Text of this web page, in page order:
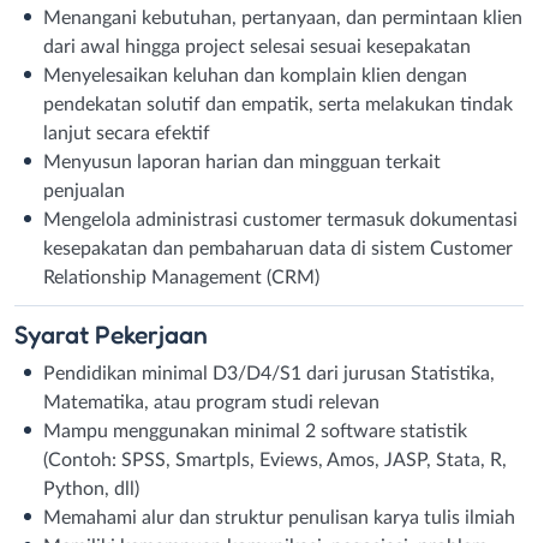
Menangani kebutuhan, pertanyaan, dan permintaan klien
dari awal hingga project selesai sesuai kesepakatan
Menyelesaikan keluhan dan komplain klien dengan
pendekatan solutif dan empatik, serta melakukan tindak
lanjut secara efektif
Menyusun laporan harian dan mingguan terkait
penjualan
Mengelola administrasi customer termasuk dokumentasi
kesepakatan dan pembaharuan data di sistem Customer
Relationship Management (CRM)
Syarat Pekerjaan
Pendidikan minimal D3/D4/S1 dari jurusan Statistika,
Matematika, atau program studi relevan
Mampu menggunakan minimal 2 software statistik
(Contoh: SPSS, Smartpls, Eviews, Amos, JASP, Stata, R,
Python, dll)
Memahami alur dan struktur penulisan karya tulis ilmiah